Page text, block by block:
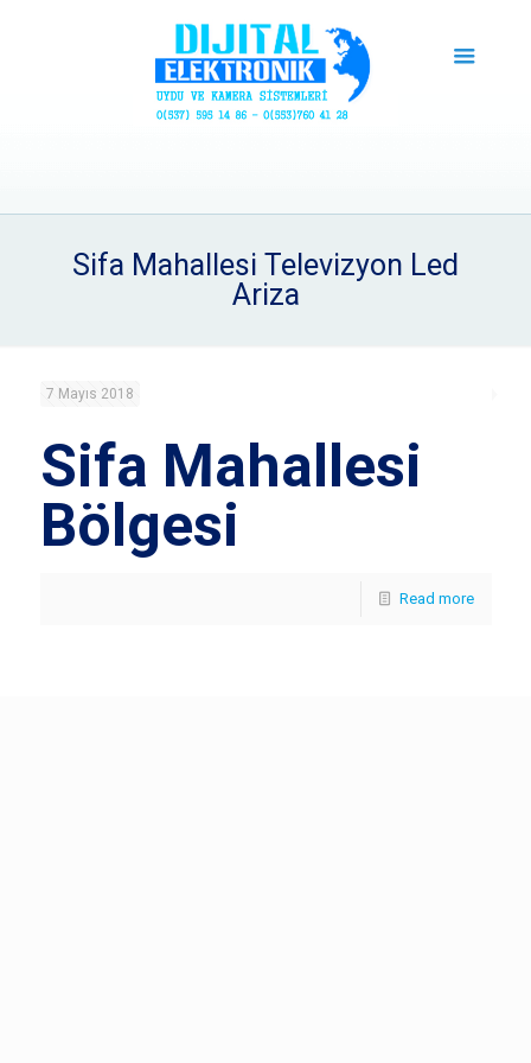
Sifa Mahallesi Televizyon Led
Ariza
7 Mayıs 2018
Sifa Mahallesi
Bölgesi
Read more